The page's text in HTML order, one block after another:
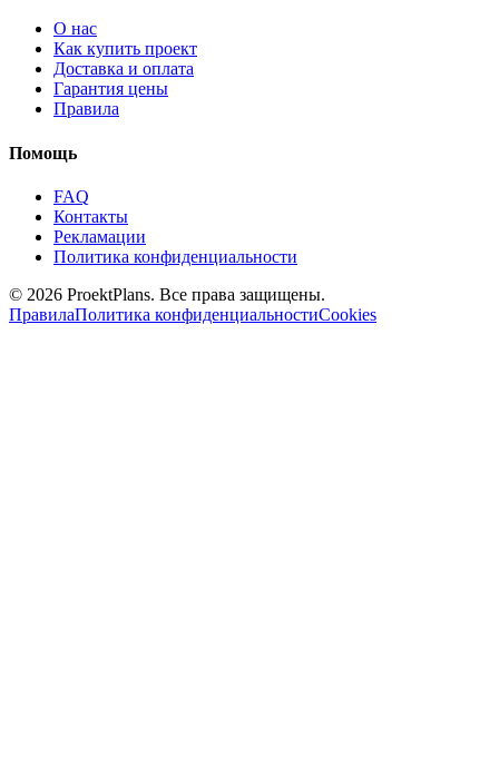
О нас
Как купить проект
Доставка и оплата
Гарантия цены
Правила
Помощь
FAQ
Контакты
Рекламации
Политика конфиденциальности
© 2026 ProektPlans. Все права защищены.
ПравилаПолитика конфиденциальностиCookies